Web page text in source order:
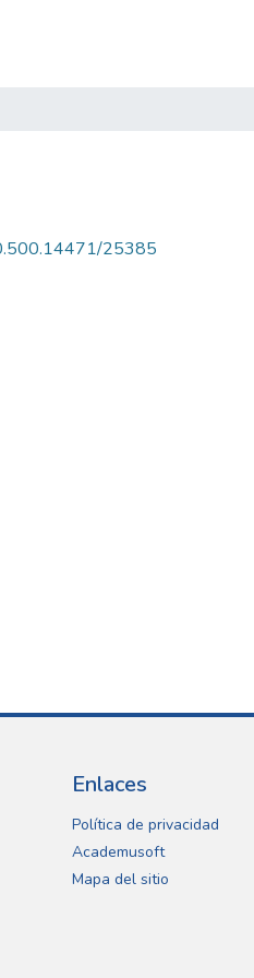
25385
Enlaces
Política de privacidad
Academusoft
Mapa del sitio